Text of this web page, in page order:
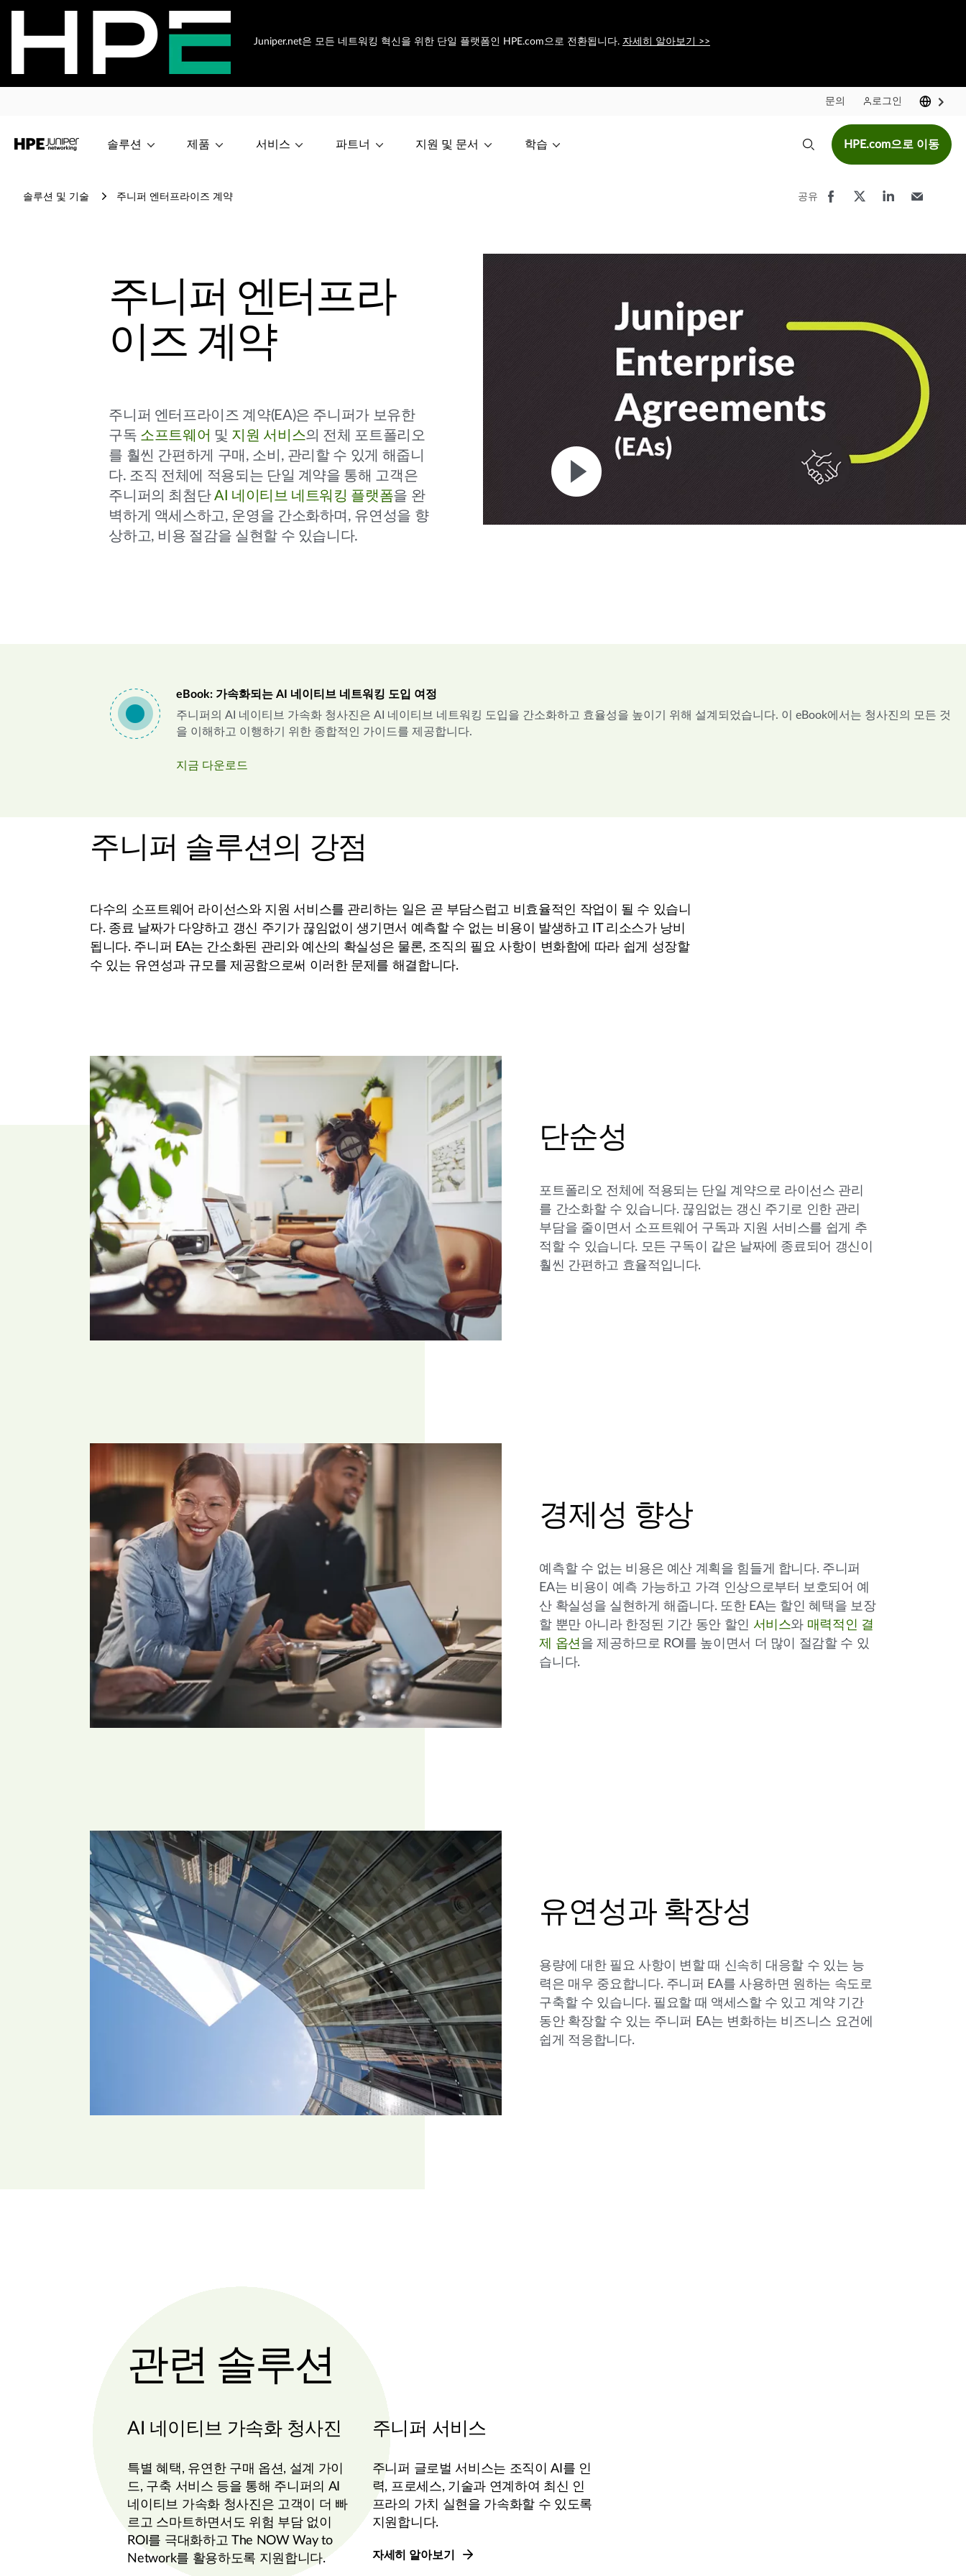
Juniper.net은 모든 네트워킹 혁신을 위한 단일 플랫폼인 HPE.com으로 전환됩니다. 자세히 알아보기 >>
문의 로그인
솔루션 제품 서비스 파트너 지원 및 문서 학습 HPE.com으로 이동
솔루션 및 기술 주니퍼 엔터프라이즈 계약 공유
주니퍼 엔터프라
이즈 계약
주니퍼 엔터프라이즈 계약(EA)은 주니퍼가 보유한
구독 소프트웨어 및 지원 서비스의 전체 포트폴리오
를 훨씬 간편하게 구매, 소비, 관리할 수 있게 해줍니
다. 조직 전체에 적용되는 단일 계약을 통해 고객은
주니퍼의 최첨단AI 네이티브 네트워킹 플랫폼을 완
벽하게 액세스하고, 운영을 간소화하며, 유연성을 향
상하고, 비용 절감을 실현할 수 있습니다.
eBook: 가속화되는 AI 네이티브 네트워킹 도입 여정
주니퍼의 AI 네이티브 가속화 청사진은 AI 네이티브 네트워킹 도입을 간소화하고 효율성을 높이기 위해 설계되었습니다. 이 eBook에서는 청사진의 모든 것
을 이해하고 이행하기 위한 종합적인 가이드를 제공합니다.
지금 다운로드
주니퍼 솔루션의 강점
다수의 소프트웨어 라이선스와 지원 서비스를 관리하는 일은 곧 부담스럽고 비효율적인 작업이 될 수 있습니
다. 종료 날짜가 다양하고 갱신 주기가 끊임없이 생기면서 예측할 수 없는 비용이 발생하고 IT 리소스가 낭비
됩니다. 주니퍼 EA는 간소화된 관리와 예산의 확실성은 물론, 조직의 필요 사항이 변화함에 따라 쉽게 성장할
수 있는 유연성과 규모를 제공함으로써 이러한 문제를 해결합니다.
단순성
포트폴리오 전체에 적용되는 단일 계약으로 라이선스 관리
를 간소화할 수 있습니다. 끊임없는 갱신 주기로 인한 관리
부담을 줄이면서 소프트웨어 구독과 지원 서비스를 쉽게 추
적할 수 있습니다. 모든 구독이 같은 날짜에 종료되어 갱신이
훨씬 간편하고 효율적입니다.
경제성 향상
예측할 수 없는 비용은 예산 계획을 힘들게 합니다. 주니퍼
EA는 비용이 예측 가능하고 가격 인상으로부터 보호되어 예
산 확실성을 실현하게 해줍니다. 또한 EA는 할인 혜택을 보장
할 뿐만 아니라 한정된 기간 동안 할인 서비스와 매력적인 결
제 옵션 을 제공하므로 ROI를 높이면서 더 많이 절감할 수 있
습니다.
유연성과 확장성
용량에 대한 필요 사항이 변할 때 신속히 대응할 수 있는 능
력은 매우 중요합니다. 주니퍼 EA를 사용하면 원하는 속도로
구축할 수 있습니다. 필요할 때 액세스할 수 있고 계약 기간
동안 확장할 수 있는 주니퍼 EA는 변화하는 비즈니스 요건에
쉽게 적응합니다.
관련 솔루션
AI 네이티브 가속화 청사진
특별 혜택, 유연한 구매 옵션, 설계 가이
드, 구축 서비스 등을 통해 주니퍼의 AI
네이티브 가속화 청사진은 고객이 더 빠
르고 스마트하면서도 위험 부담 없이
ROI를 극대화하고 The NOW Way to
Network를 활용하도록 지원합니다.
주니퍼 서비스
주니퍼 글로벌 서비스는 조직이 AI를 인
력, 프로세스, 기술과 연계하여 최신 인
프라의 가치 실현을 가속화할 수 있도록
지원합니다.
자세히 알아보기